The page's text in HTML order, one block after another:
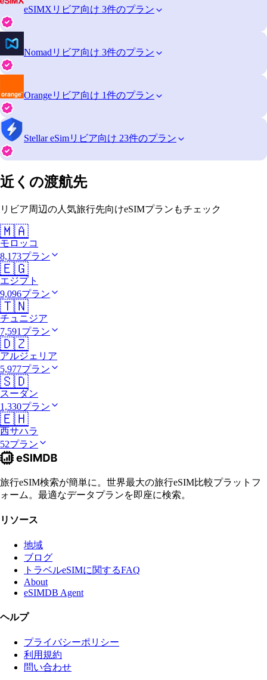
eSIMXリビア向け 3件のプラン
Nomadリビア向け 3件のプラン
Orangeリビア向け 1件のプラン
Stellar eSimリビア向け 23件のプラン
近くの渡航先
リビア周辺の人気旅行先向けeSIMプランもチェック
🇲🇦
モロッコ
8,173プラン
🇪🇬
エジプト
9,096プラン
🇹🇳
チュニジア
7,591プラン
🇩🇿
アルジェリア
5,977プラン
🇸🇩
スーダン
1,330プラン
🇪🇭
西サハラ
52プラン
旅行eSIM検索が簡単に。世界最大の旅行eSIM比較プラットフ
ォーム。最適なデータプランを即座に検索。
リソース
地域
ブログ
トラベルeSIMに関するFAQ
About
eSIMDB Agent
ヘルプ
プライバシーポリシー
利用規約
問い合わせ